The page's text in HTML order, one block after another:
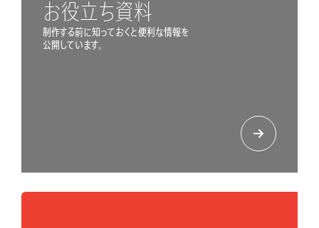
お役立ち資料
制作する前に知っておくと便利な情報を
公開しています。